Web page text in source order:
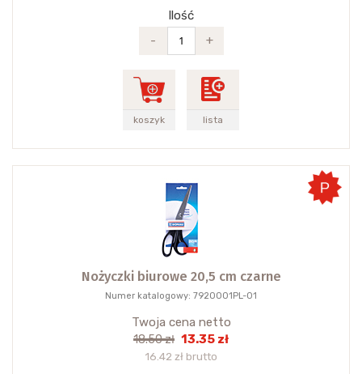
Ilość
-
+
koszyk lista
Nożyczki biurowe 20,5 cm czarne
Numer katalogowy: 7920001PL-01
Twoja cena netto
18.50 zł 13.35 zł
16.42 zł brutto